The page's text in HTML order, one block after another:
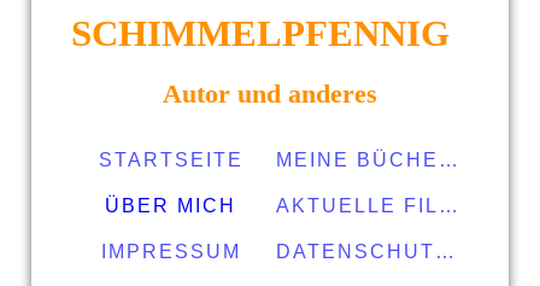
SCHIMMELPFENNIG
Autor und anderes
STARTSEITE MEINE BÜCHER
ÜBER MICH AKTUELLE FILME
IMPRESSUM DATENSCHUTZERKLÄRUNG